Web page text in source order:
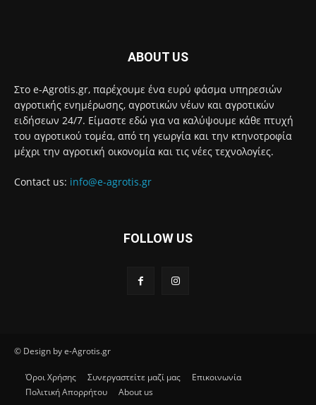
ABOUT US
Στο e-Agrotis.gr, παρέχουμε ένα ευρύ φάσμα υπηρεσιών
αγροτικής ενημέρωσης, αγροτικών νέων και αγροτικών
ειδήσεων 24/7. Είμαστε εδώ για να καλύψουμε κάθε πτυχή
του αγροτικού τομέα, από τη γεωργία και την κτηνοτροφία
μέχρι την αγροτική οικονομία και τις νέες τεχνολογίες.
Contact us: info@e-agrotis.gr
FOLLOW US
© Design by e-Agrotis.gr
Όροι Χρήσης Συνεργαστείτε μαζί μας
Επικοινωνία
Πολιτική Απορρήτου
About us